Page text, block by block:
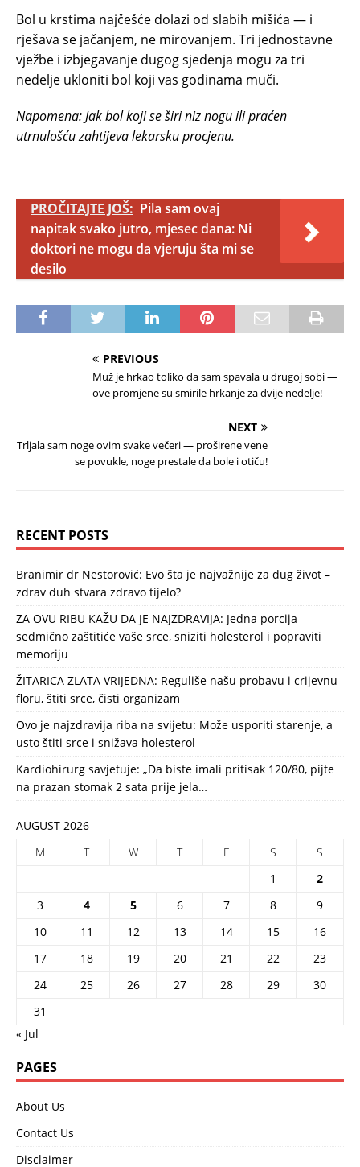
Bol u krstima najčešće dolazi od slabih mišića — i
rješava se jačanjem, ne mirovanjem. Tri jednostavne
vježbe i izbjegavanje dugog sjedenja mogu za tri
nedelje ukloniti bol koji vas godinama muči.
Napomena: Jak bol koji se širi niz nogu ili praćen
utrnulošću zahtijeva lekarsku procjenu.
PROČITAJTE JOŠ: Pila sam ovaj
napitak svako jutro, mjesec dana: Ni
doktori ne mogu da vjeruju šta mi se
desilo
PREVIOUS
Muž je hrkao toliko da sam spavala u drugoj sobi —
ove promjene su smirile hrkanje za dvije nedelje!
NEXT
Trljala sam noge ovim svake večeri — proširene vene
se povukle, noge prestale da bole i otiču!
RECENT POSTS
Branimir dr Nestorović: Evo šta je najvažnije za dug život –
zdrav duh stvara zdravo tijelo?
ZA OVU RIBU KAŽU DA JE NAJZDRAVIJA: Jedna porcija
sedmično zaštitiće vaše srce, sniziti holesterol i popraviti
memoriju
ŽITARICA ZLATA VRIJEDNA: Reguliše našu probavu i crijevnu
floru, štiti srce, čisti organizam
Ovo je najzdravija riba na svijetu: Može usporiti starenje, a
usto štiti srce i snižava holesterol
Kardiohirurg savjetuje: „Da biste imali pritisak 120/80, pijte
na prazan stomak 2 sata prije jela…
AUGUST 2026
M
T W T F S
S
1
2
3
4 5 6 7 8
9
10
11 12 13 14 15
16
17
18 19 20 21 22
23
24
25 26 27 28 29
30
31
« Jul
PAGES
About Us
Contact Us
Disclaimer